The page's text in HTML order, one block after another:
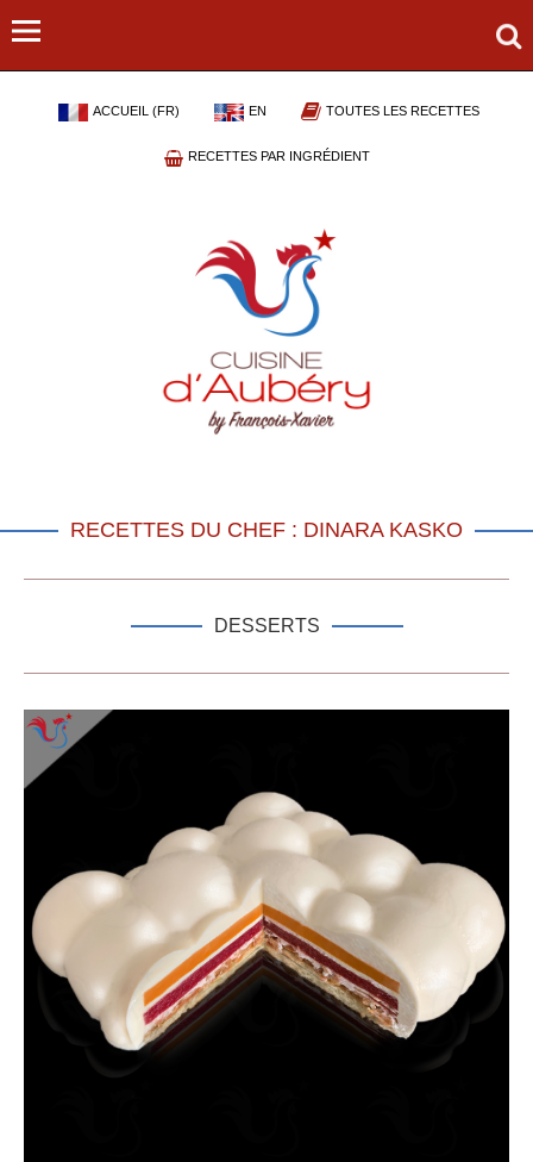
ACCUEIL (FR) EN TOUTES LES RECETTES
RECETTES PAR INGRÉDIENT
RECETTES DU CHEF : DINARA KASKO
DESSERTS